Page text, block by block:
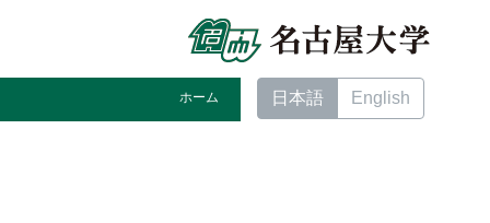
ホーム 日本語 English